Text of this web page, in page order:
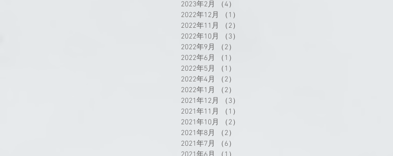
2023年2月
（4）
2022年12月
（1）
2022年11月
（2）
2022年10月
（3）
2022年9月
（2）
2022年6月
（1）
2022年5月
（1）
2022年4月
（2）
2022年1月
（2）
2021年12月
（3）
2021年11月
（1）
2021年10月
（2）
2021年8月
（2）
2021年7月
（6）